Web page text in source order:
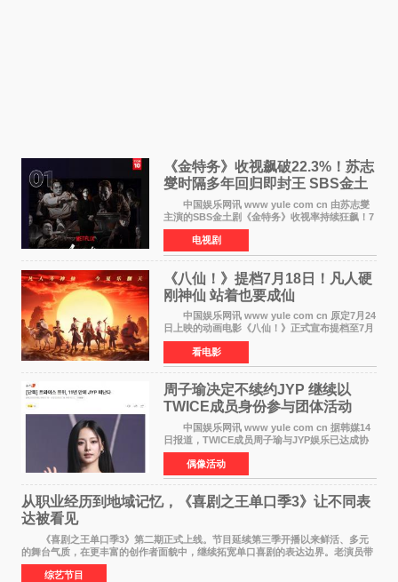
《金特务》收视飙破22.3%！苏志
燮时隔多年回归即封王 SBS金土
剧新纪录诞生
中国娱乐网讯 www yule com cn 由苏志燮
主演的SBS金土剧《金特务》收视率持续狂飙！7
月11日播出的第6集全国平均收视率高达22 3%，
瞬间最高更冲上26 4%，不仅再度刷新自身纪
录，更稳坐同时段
电视剧
《八仙！》提档7月18日！凡人硬
刚神仙 站着也要成仙
中国娱乐网讯 www yule com cn 原定7月24
日上映的动画电影《八仙！》正式宣布提档至7月
18日。这部国风动画大片将八仙过海，各显神通
这句刻在国人DNA里的俗语玩出了新花样——影
片讲述凡人
看电影
周子瑜决定不续约JYP 继续以
TWICE成员身份参与团体活动
中国娱乐网讯 www yule com cn 据韩媒14
日报道，TWICE成员周子瑜与JYP娱乐已达成协
议，不再续签个人专属合约，但她将继续参与
TWICE的完整团体活动。 周子瑜于2015年通
过生存节目《SIXTE
偶像活动
从职业经历到地域记忆，《喜剧之王单口季3》让不同表
达被看见
《喜剧之王单口季3》第二期正式上线。节目延续第三季开播以来鲜活、多元
的舞台气质，在更丰富的创作者面貌中，继续拓宽单口喜剧的表达边界。老演员带
着更加成熟的文本与舞台掌控回归，新面孔则
综艺节目